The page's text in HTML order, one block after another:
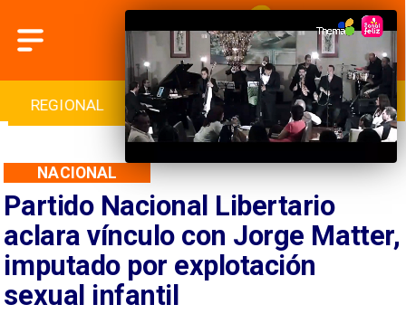
INTERNACIONAL DEPORTES CULTURA
Partido Nacional Libertario
aclara vínculo con Jorge Matter,
imputado por explotación
sexual infantil
NACIONAL